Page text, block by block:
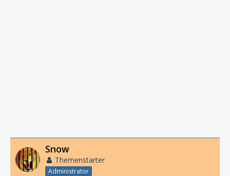
Snow
Themenstarter
Administrator